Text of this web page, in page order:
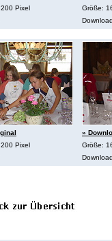
Pixel
Größe:
Pixel
»
Größe: